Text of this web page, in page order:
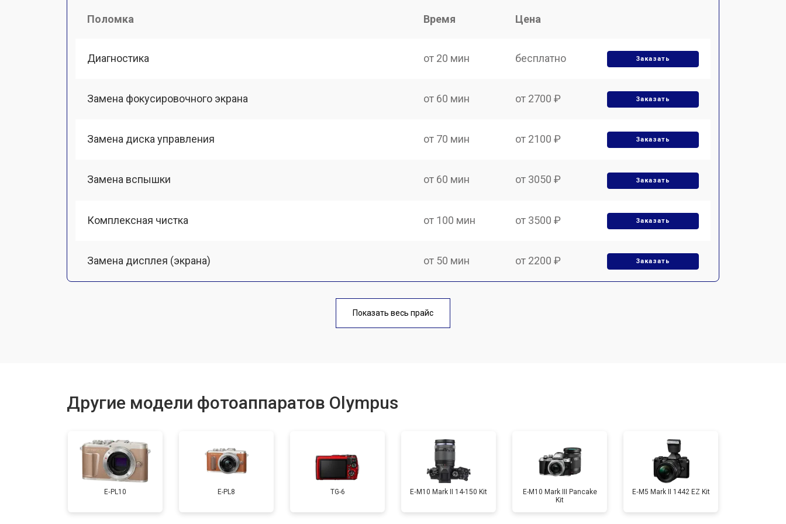
Поломка Время Цена
Диагностика от 20 мин бесплатно Заказать
Замена фокусировочного экрана от 60 мин от 2700 ₽ Заказать
Замена диска управления от 70 мин от 2100 ₽ Заказать
Замена вспышки от 60 мин от 3050 ₽ Заказать
Комплексная чистка от 100 мин от 3500 ₽ Заказать
Замена дисплея (экрана) от 50 мин от 2200 ₽ Заказать
от 80 мин
Замена затвора от 80 мин от 2300 ₽ Заказать
от 4300 ₽
Показать весь прайс
Другие модели фотоаппаратов Olympus
E‑PL10 E-PL8 TG-6 E‑M10 Mark II 14-150 Kit
E-M10 Mark III Pancake
Kit
E‑M5 Mark II 1442 EZ Kit